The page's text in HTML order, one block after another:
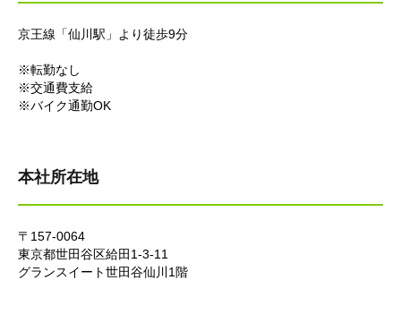
京王線「仙川駅」より徒歩9分
※転勤なし
※交通費支給
※バイク通勤OK
本社所在地
〒157-0064
東京都世田谷区給田1-3-11
グランスイート世田谷仙川1階